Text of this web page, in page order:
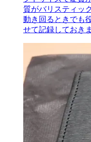
質がバリスティッ
動き回るときでも
せて記録しておき